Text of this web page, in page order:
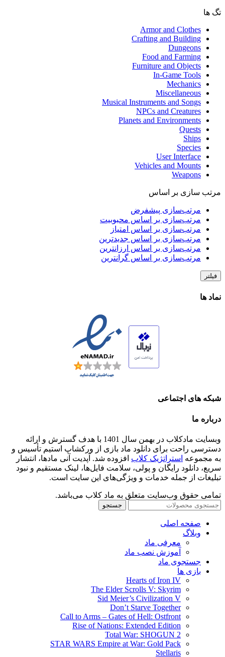
تگ ها
Armor and Clothes
Crafting and Building
Dungeons
Food and Farming
Furniture and Objects
In-Game Tools
Mechanics
Miscellaneous
Musical Instruments and Songs
NPCs and Creatures
Planets and Environments
Quests
Ships
Species
User Interface
Vehicles and Mounts
Weapons
مرتب سازی بر اساس
مرتب‌سازی پیشفرض
مرتب‌سازی بر اساس محبوبیت
مرتب‌سازی بر اساس امتیاز
مرتب‌سازی بر اساس جدیدترین
مرتب‌سازی بر اساس ارزانترین
مرتب‌سازی بر اساس گرانترین
فیلتر
نماد ها
شبکه های اجتماعی
درباره ما
وبسایت مادکلاب در بهمن سال 1401 با هدف گسترش و ارائه
دسترسی راحت برای دانلود ماد بازی از ورکشاپ استیم تأسیس و
به مجموعه استراتژیک کلاب افزوده شد. آپدیت آنی مادها، انتشار
سریع، دانلود رایگان و پولی، سلامت فایل‌ها، لینک مستقیم و نبود
تبلیغات از جمله خدمات و ویژگی‌های این سایت است.
تمامی حقوق وب‌سایت متعلق به ماد کلاب می‌باشد.
جستجو
صفحه اصلی
وبلاگ
معرفی ماد
آموزش نصب ماد
جستجوی ماد
بازی ها
Hearts of Iron IV
The Elder Scrolls V: Skyrim
Sid Meier’s Civilization V
Don’t Starve Together
Call to Arms – Gates of Hell: Ostfront
Rise of Nations: Extended Edition
Total War: SHOGUN 2
STAR WARS Empire at War: Gold Pack
Stellaris